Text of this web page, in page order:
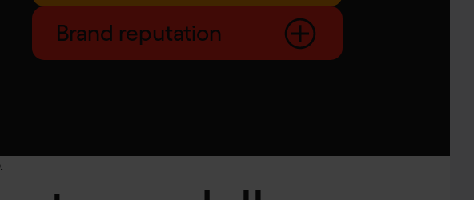
Brand reputation